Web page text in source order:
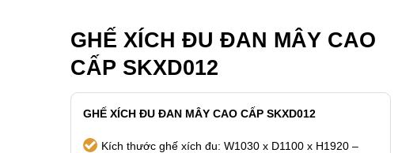
GHẾ XÍCH ĐU ĐAN MÂY CAO
CẤP SKXD012
GHẾ XÍCH ĐU ĐAN MÂY CAO CẤP SKXD012
Kích thước ghế xích đu: W1030 x D1100 x H1920 –